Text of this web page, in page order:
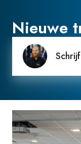
Nieuwe
Schrijf
gratis
in!